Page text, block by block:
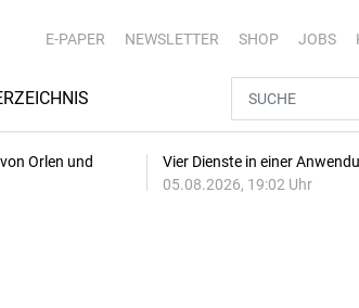
E-PAPER NEWSLETTER SHOP JOBS
Orlen und
Vier Dienste in einer
05.08.2026, 19:02 Uhr